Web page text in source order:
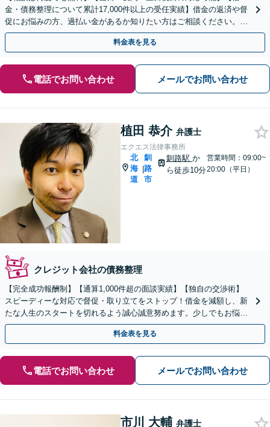
金・債務整理について累計17,000件以上の受任実績】借金の返済や督
促にお悩みの方、過払い金があるか知りたい方はご相談ください。ベ
ストな解決策を提案いたします。
料金表を見る
電話でお問い合わせ メールでお問い合わせ
植田 恭介 弁護士
エクエス法律事務所
北
海
道
|
釧
路
市
釧路駅 か
ら徒歩10分
営業時間：09:00~
20:00（平日）
クレジット会社の債務整理
【完全成功報酬制】【通算1,000件超の面談実績】【独自の交渉術】
スピーディーな対応で督促・取り立てをストップ！借金を減額し、新
たな人生のスタートを切れるよう誠心誠意努めます。少しでもお悩み
の際は、一度弁護士にご相談ください。
料金表を見る
電話でお問い合わせ メールでお問い合わせ
市川 大輔 弁護士